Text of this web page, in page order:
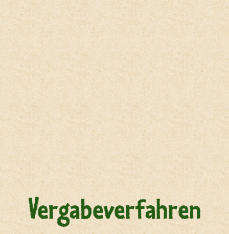
Hauptregion der Seite
Vergabeverfahren